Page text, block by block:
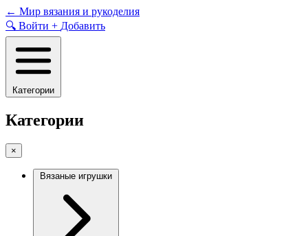
Skip
to
content
← Мир вязания и рукоделия
🔍 Войти + Добавить
Категории
Категории
×
Вязаные игрушки